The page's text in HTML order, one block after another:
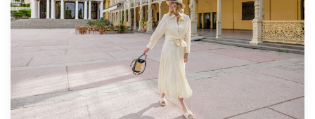
Niederlande
Norwegen
Polen
Portugal
Rumänien